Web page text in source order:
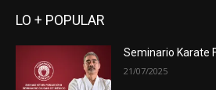
LO + POPULAR
Seminario Karate
21/07/2025